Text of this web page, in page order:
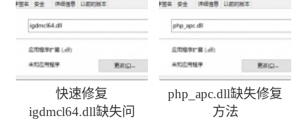
快速修复
igdmcl64.dll缺失问
php_apc.dll缺失修复
方法